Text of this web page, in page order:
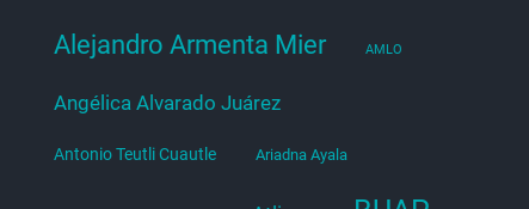
Alejandro Armenta Mier AMLO
Angélica Alvarado Juárez
Antonio Teutli Cuautle Ariadna Ayala